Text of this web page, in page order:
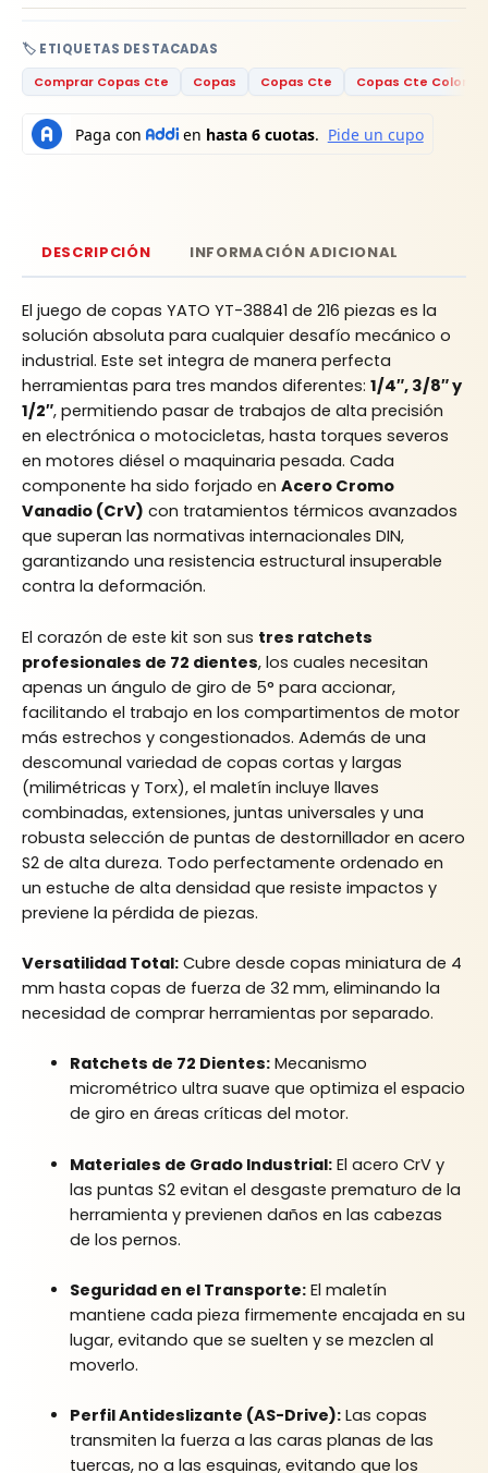
🏷️ ETIQUETAS DESTACADAS
Comprar Copas Cte
Copas Copas Cte Copas Cte
DESCRIPCIÓN INFORMACIÓN ADICIONAL
El juego de copas YATO YT-38841 de 216 piezas es la
solución absoluta para cualquier desafío mecánico o
industrial. Este set integra de manera perfecta
herramientas para tres mandos diferentes: 1/4″, 3/8″ y
1/2″, permitiendo pasar de trabajos de alta precisión
en electrónica o motocicletas, hasta torques severos
en motores diésel o maquinaria pesada. Cada
componente ha sido forjado en Acero Cromo
Vanadio (CrV) con tratamientos térmicos avanzados
que superan las normativas internacionales DIN,
garantizando una resistencia estructural insuperable
contra la deformación.
El corazón de este kit son sus tres ratchets
profesionales de 72 dientes, los cuales necesitan
apenas un ángulo de giro de 5° para accionar,
facilitando el trabajo en los compartimentos de motor
más estrechos y congestionados. Además de una
descomunal variedad de copas cortas y largas
(milimétricas y Torx), el maletín incluye llaves
combinadas, extensiones, juntas universales y una
robusta selección de puntas de destornillador en acero
S2 de alta dureza. Todo perfectamente ordenado en
un estuche de alta densidad que resiste impactos y
previene la pérdida de piezas.
Versatilidad Total: Cubre desde copas miniatura de 4
mm hasta copas de fuerza de 32 mm, eliminando la
necesidad de comprar herramientas por separado.
Ratchets de 72 Dientes:Mecanismo
micrométrico ultra suave que optimiza el espacio
de giro en áreas críticas del motor.
Materiales de Grado Industrial:El acero CrV y
las puntas S2 evitan el desgaste prematuro de la
herramienta y previenen daños en las cabezas
de los pernos.
Seguridad en el Transporte:El maletín
mantiene cada pieza firmemente encajada en su
lugar, evitando que se suelten y se mezclen al
moverlo.
Perfil Antideslizante (AS-Drive):Las copas
transmiten la fuerza a las caras planas de las
tuercas, no a las esquinas, evitando que los